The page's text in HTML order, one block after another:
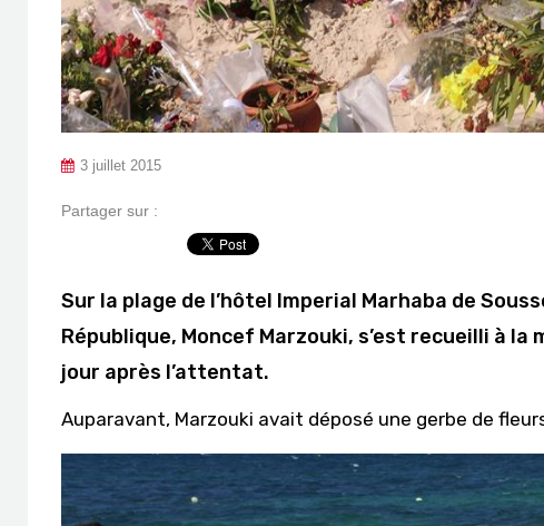
3 juillet 2015
Partager sur :
Sur la plage de l’hôtel Imperial Marhaba de
République, Moncef Marzouki, s’est recueilli à
jour après l’attentat.
Auparavant, Marzouki avait déposé une gerbe de